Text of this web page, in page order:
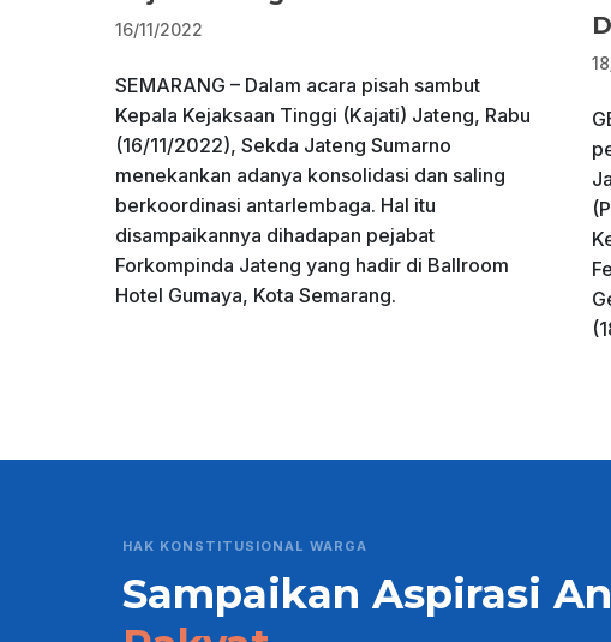
16/11/2022
SEMARANG – Dalam acara pisah sambut
Kepala Kejaksaan Tinggi (Kajati) Jateng, Rabu
(16/11/2022), Sekda Jateng Sumarno
menekankan adanya konsolidasi dan saling
berkoordinasi antarlembaga. Hal itu
disampaikannya dihadapan pejabat
Forkompinda Jateng yang hadir di Ballroom
Hotel Gumaya, Kota Semarang.
HAK KONSTITUSIONAL WARGA
Sampaikan Aspirasi